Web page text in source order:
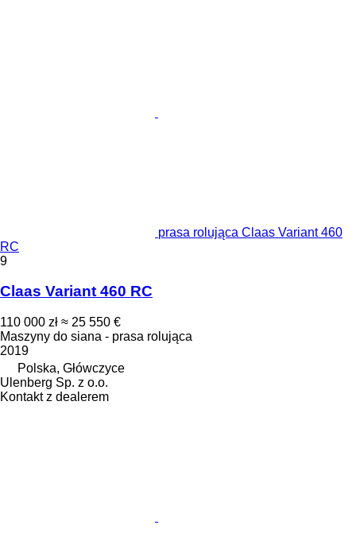
prasa rolująca Claas Variant 460
RC
9
Claas Variant 460 RC
110 000 zł ≈ 25 550 €
Maszyny do siana - prasa rolująca
2019
Polska, Główczyce
Ulenberg Sp. z o.o.
Kontakt z dealerem